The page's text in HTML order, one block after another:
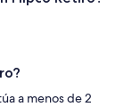
a menos de 2